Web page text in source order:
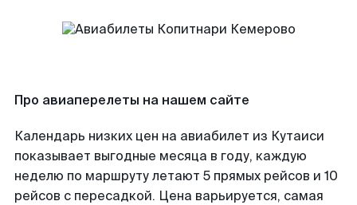
Про авиаперелеты на нашем сайте
Календарь низких цен на авиабилет из Кутаиси
показывает выгодные месяца в году, каждую
неделю по маршруту летают 5 прямых рейсов и 10
рейсов с пересадкой. Цена варьируется, самая